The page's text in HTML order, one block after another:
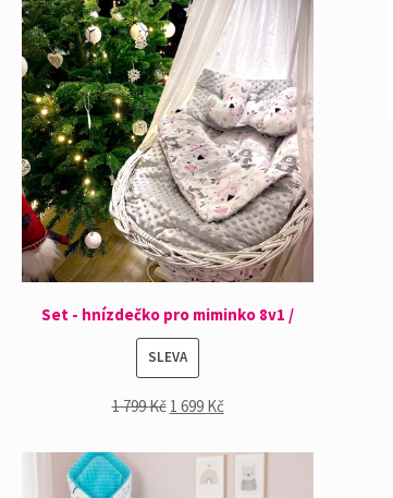
Set - hnízdečko pro miminko 8v1 /
SLEVAPRODUKT
PRODEJ
1 799Kč 1 699 Kč